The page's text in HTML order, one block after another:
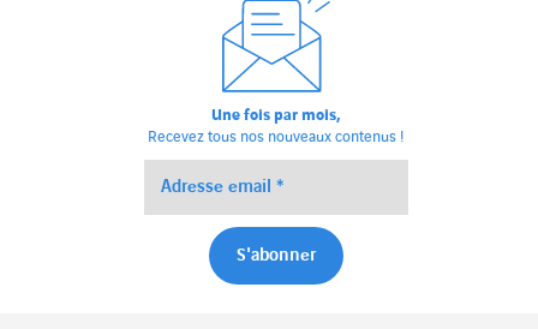
Une fois par mois,
Recevez tous nos nouveaux contenus !